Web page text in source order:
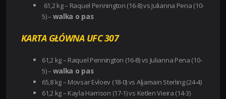
61,2 kg – Raquel Pennington (16-8) vs Julianna Pena (10-
5) – walka o pas
KARTA GŁÓWNA UFC 307
61,2 kg – Raquel Pennington (16-8) vs Julianna Pena (10-
5) – walka o pas
65,8 kg – Movsar Evloev (18-0) vs Aljamain Sterling (24-4)
61,2 kg – Kayla Harrison (17-1) vs Ketlen Vieira (14-3)